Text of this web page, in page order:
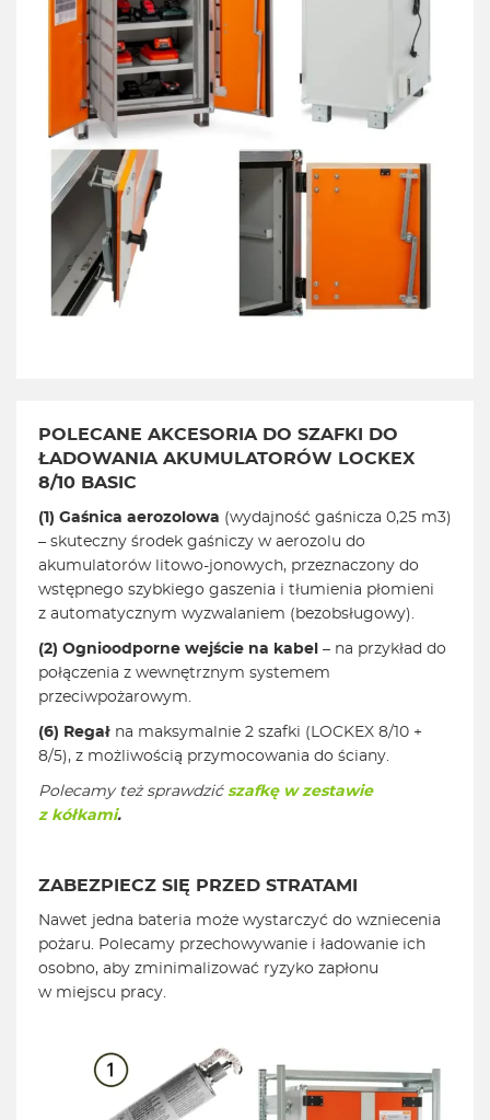
POLECANE AKCESORIA DO SZAFKI DO
ŁADOWANIA AKUMULATORÓW LOCKEX
8/10 BASIC
(1) Gaśnica aerozolowa (wydajność gaśnicza 0,25 m3)
– skuteczny środek gaśniczy w aerozolu do
akumulatorów litowo-jonowych, przeznaczony do
wstępnego szybkiego gaszenia i tłumienia płomieni
z automatycznym wyzwalaniem (bezobsługowy).
(2) Ognioodporne wejście na kabel – na przykład do
połączenia z wewnętrznym systemem
przeciwpożarowym.
(6) Regał na maksymalnie 2 szafki (LOCKEX 8/10 +
8/5), z możliwością przymocowania do ściany.
Polecamy też sprawdzić szafkę w zestawie
z kółkami.
ZABEZPIECZ SIĘ PRZED STRATAMI
Nawet jedna bateria może wystarczyć do wzniecenia
pożaru. Polecamy przechowywanie i ładowanie ich
osobno, aby zminimalizować ryzyko zapłonu
w miejscu pracy.